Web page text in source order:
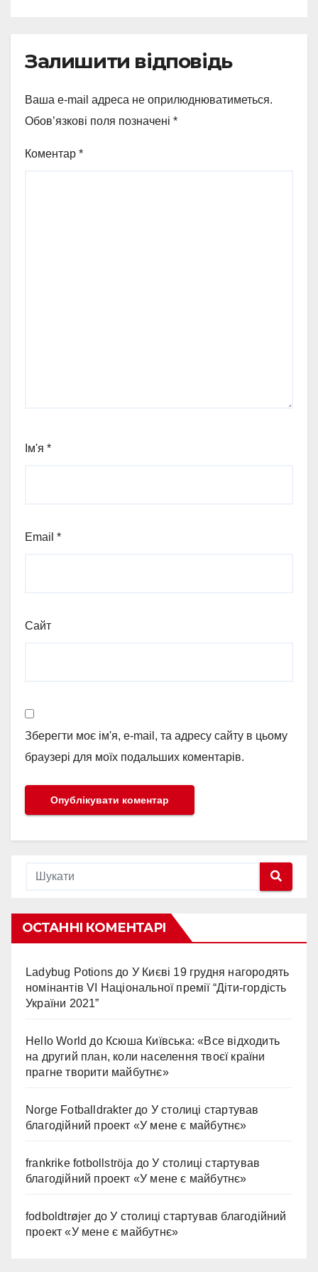
Залишити відповідь
Ваша e-mail адреса не оприлюднюватиметься.
Обов’язкові поля позначені *
Коментар *
Ім'я *
Email *
Сайт
Зберегти моє ім'я, e-mail, та адресу сайту в цьому
браузері для моїх подальших коментарів.
ОСТАННІ КОМЕНТАРІ
Ladybug Potions до У Києві 19 грудня нагородять
номінантів VI Національної премії “Діти-гордість
України 2021”
Hello World до Ксюша Київська: «Все відходить
на другий план, коли населення твоєї країни
прагне творити майбутнє»
Norge Fotballdrakter до У столиці стартував
благодійний проект «У мене є майбутнє»
frankrike fotbollströja доУ столиці стартував
благодійний проект «У мене є майбутнє»
fodboldtrøjer доУ столиці стартував благодійний
проект «У мене є майбутнє»